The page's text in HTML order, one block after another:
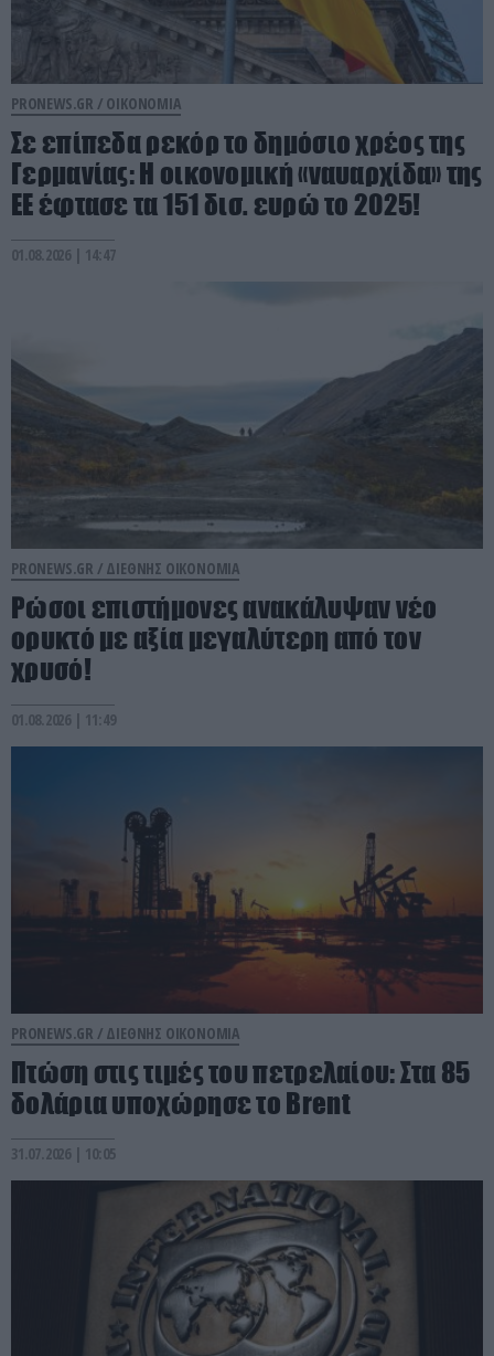
PRONEWS.GR / ΟΙΚΟΝΟΜΙΑ
Σε επίπεδα ρεκόρ το δημόσιο χρέος της
Γερμανίας: Η οικονομική «ναυαρχίδα» της
ΕΕ έφτασε τα 151 δισ. ευρώ το 2025!
01.08.2026 | 14:47
PRONEWS.GR / ΔΙΕΘΝΗΣ ΟΙΚΟΝΟΜΙΑ
Ρώσοι επιστήμονες ανακάλυψαν νέο
ορυκτό με αξία μεγαλύτερη από τον
χρυσό!
01.08.2026 | 11:49
PRONEWS.GR / ΔΙΕΘΝΗΣ ΟΙΚΟΝΟΜΙΑ
Πτώση στις τιμές του πετρελαίου: Στα 85
δολάρια υποχώρησε το Brent
31.07.2026 | 10:05